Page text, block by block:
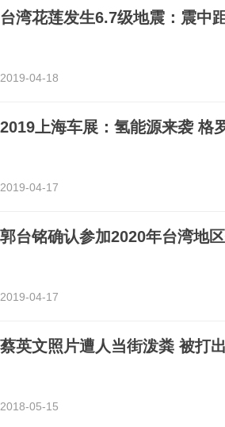
台湾花莲发生6.7级地震：震中
2019-04-18
2019上海车展：氢能源来袭 格
2019-04-17
郭台铭确认参加2020年台湾地
2019-04-17
蔡英文照片遭人当街泼粪 被打
2018-05-15